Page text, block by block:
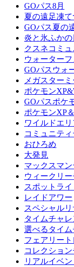
GOパス8月
夏の遠足凍
GOパス夏の
炎と氷ふかの
クスネコミ
ウォーター
GOパスウォ
メガスター
ポケモン
GOパスポケ
ポケモンXP
ワイルドエリ
コミュニテ
おひろめ
大発見
マックスマン
ウィークリ
スポットラ
レイドアワー
スペシャル
タイムチャ
選べるタイ
フェアリー
コレクショ
リアルイベ